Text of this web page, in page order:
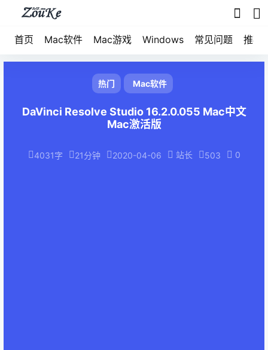
首页 Mac软件 Mac游戏 Windows 常见问题 推荐
热门 Mac软件
DaVinci Resolve Studio 16.2.0.055 Mac中文
Mac激活版
4031字 21分钟 2020-04-06 站长 503 0